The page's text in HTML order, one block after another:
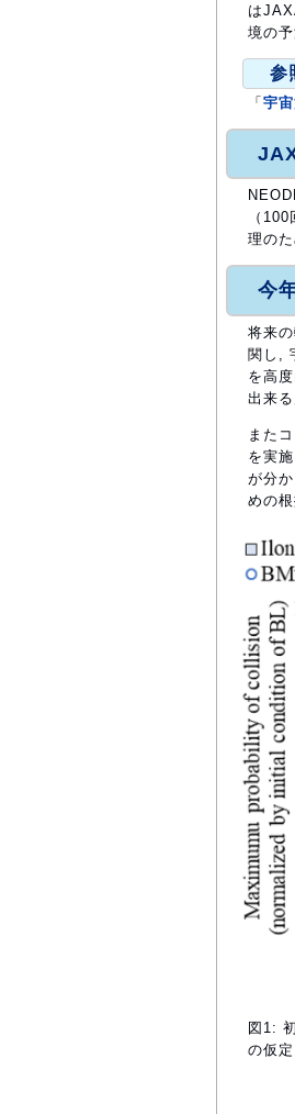
は
境の
参
「 宇
（
理の
今
将来
関し,
を高
出来
また
を実
が分
めの
図1:
の仮